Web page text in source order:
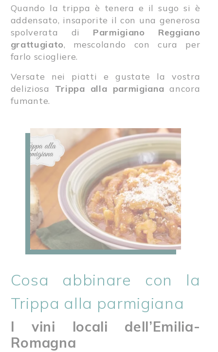
Quando la trippa è tenera e il sugo si è
addensato, insaporite il con una generosa
spolverata di Parmigiano Reggiano
grattugiato, mescolando con cura per
farlo sciogliere.
Versate nei piatti e gustate la vostra
deliziosa Trippa alla parmigianaancora
fumante.
Cosa abbinare con la
Trippa alla parmigiana
I vini locali dell’Emilia-
Romagna